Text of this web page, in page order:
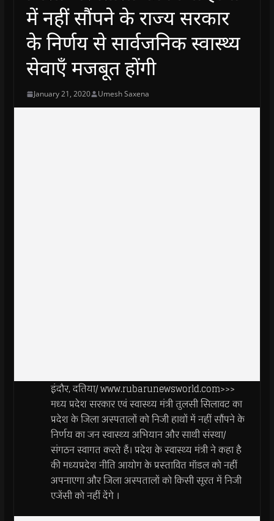
में नहीं सौंपने के राज्य सरकार
के निर्णय से सार्वजनिक स्वास्थ्य
सेवाएँ मजबूत होंगी
January 21, 2020 Umesh Saxena
इंदौर, दतिया/ www.rubarunewsworld.com>>>
मध्य प्रदेश सरकार एवं स्वास्थ्य मंत्री तुलसी सिलावट का
प्रदेश के जिला अस्पतालों को निजी हाथों में नहीं सौंपने के
निर्णय का जन स्वास्थ्य अभियान और साथी संस्था/
संगठन स्वागत करते हैं। प्रदेश के स्वास्थ्य मंत्री ने कहा है
की मध्यप्रदेश नीति आयोग के प्रस्तावित मॉडल को नहीं
अपनाएगा और जिला अस्पतालों को किसी सूरत में निजी
एजेंसी को नहीं देंगे ।